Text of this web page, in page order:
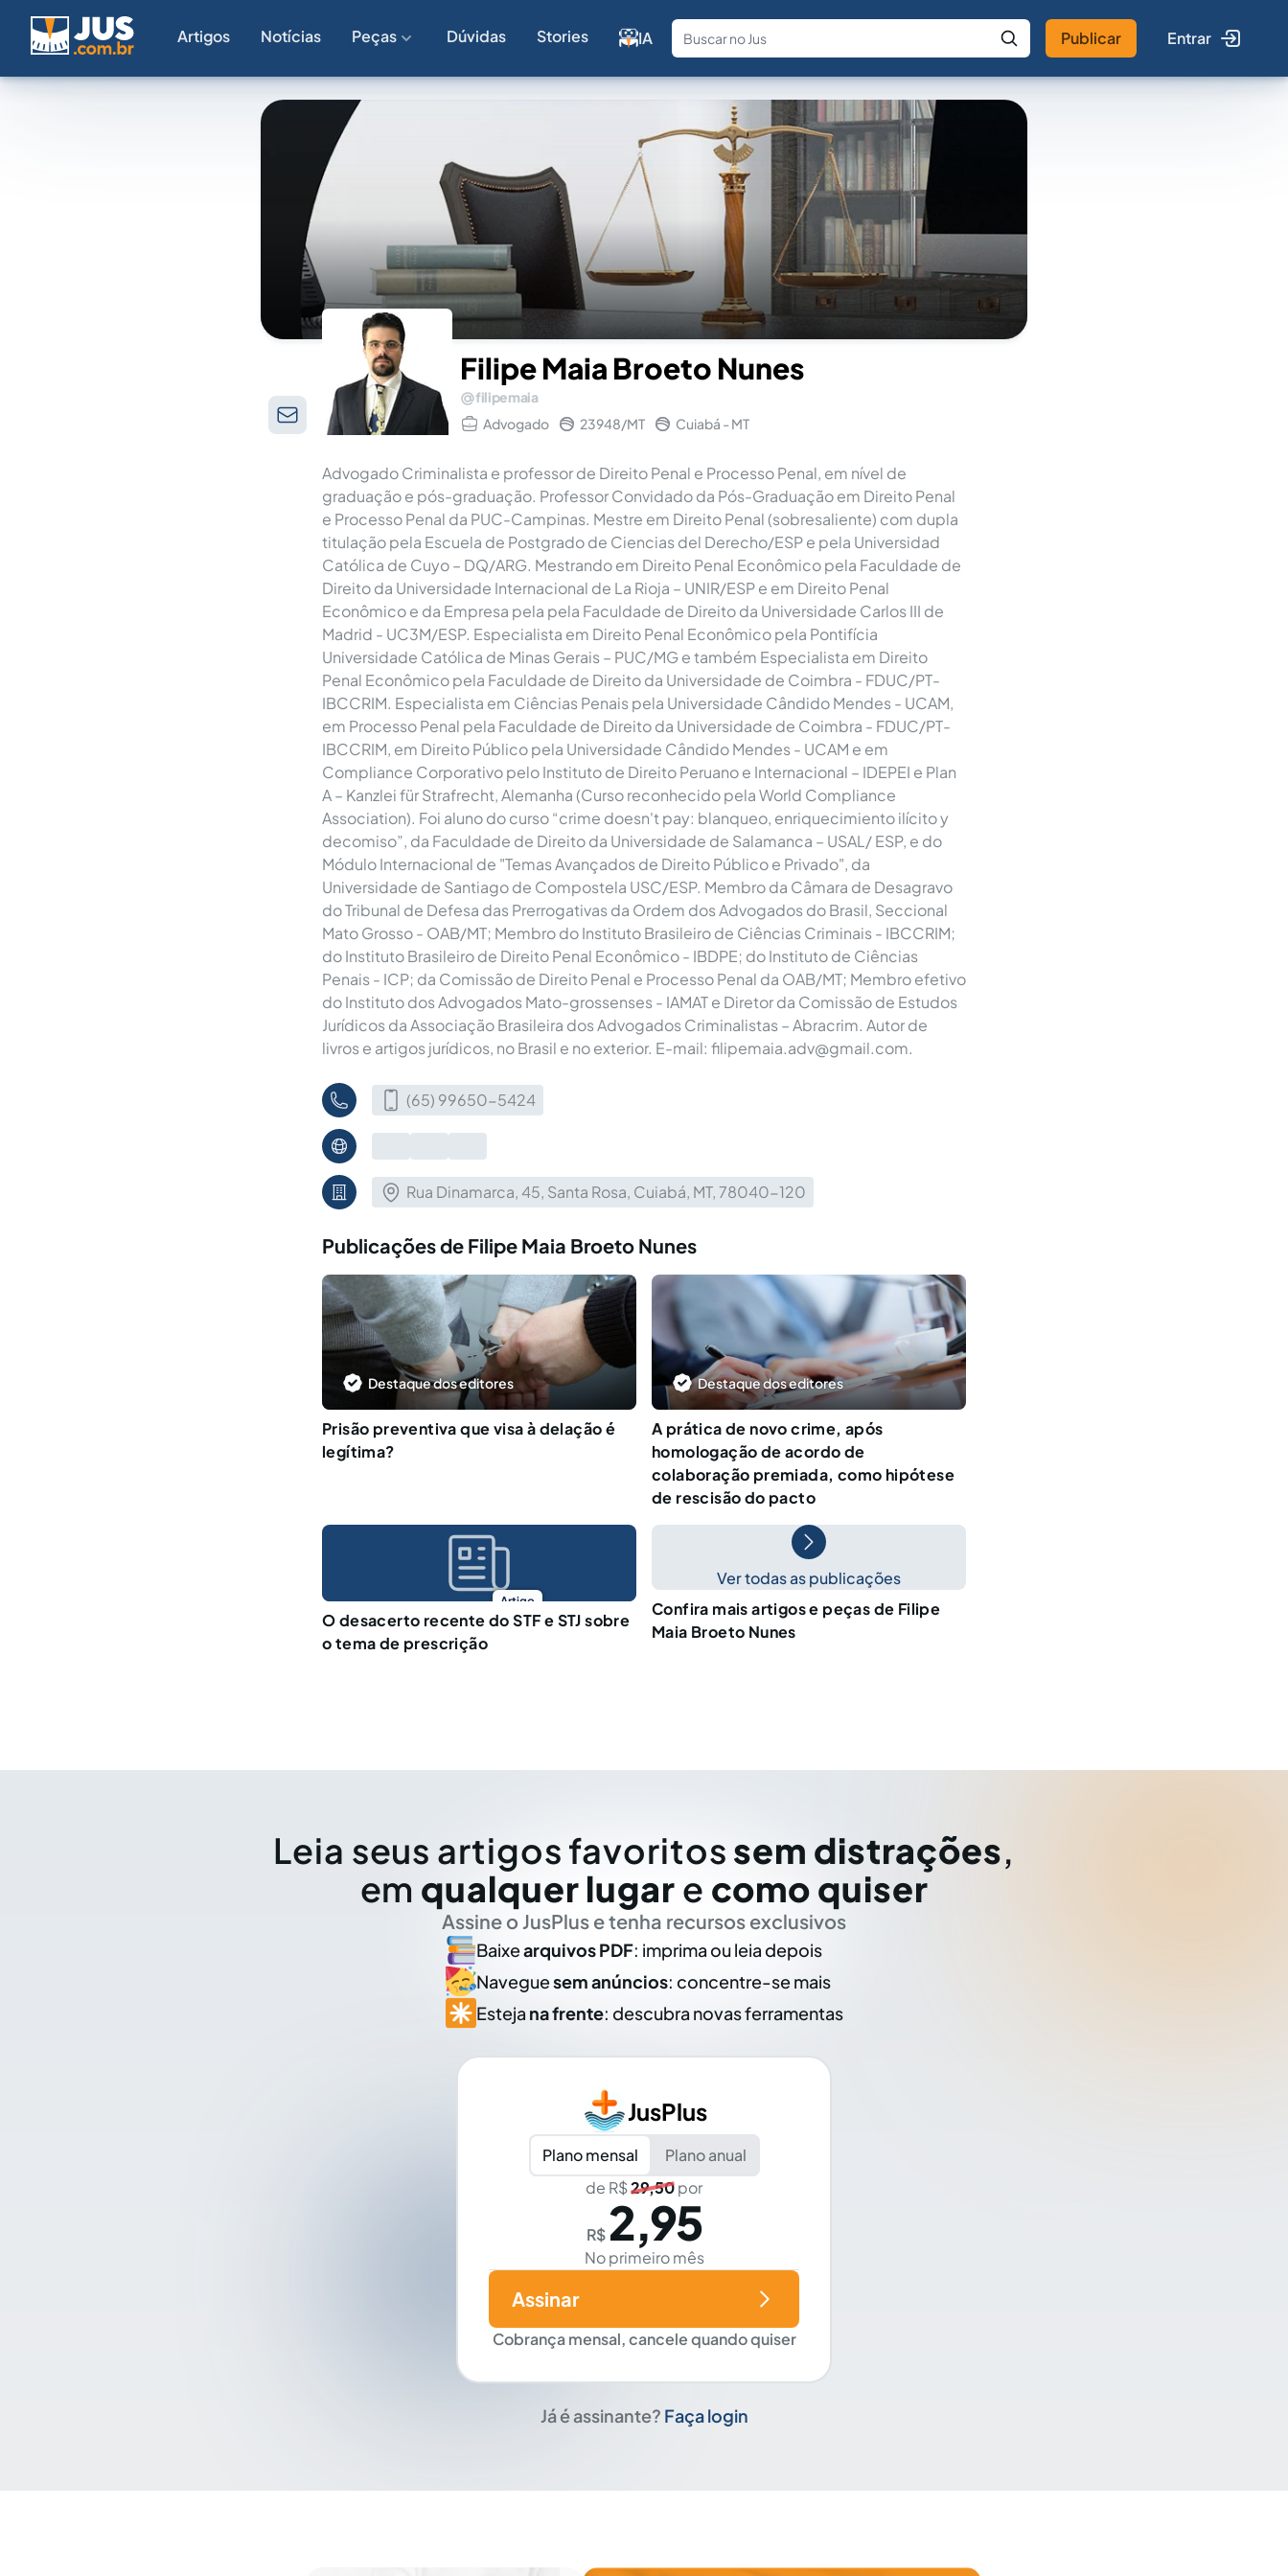
Artigos Notícias Peças Dúvidas Stories IA
Fale com a IA Buscar no Jus
Publicar Entrar
Filipe Maia Broeto Nunes
filipemaia
Advogado
23948/MT Cuiabá - MT
Advogado Criminalista e professor de Direito Penal e Processo Penal, em nível de
graduação e pós-graduação. Professor Convidado da Pós-Graduação em Direito Penal
e Processo Penal da PUC-Campinas. Mestre em Direito Penal (sobresaliente) com dupla
titulação pela Escuela de Postgrado de Ciencias del Derecho/ESP e pela Universidad
Católica de Cuyo – DQ/ARG. Mestrando em Direito Penal Econômico pela Faculdade de
Direito da Universidade Internacional de La Rioja – UNIR/ESP e em Direito Penal
Econômico e da Empresa pela pela Faculdade de Direito da Universidade Carlos III de
Madrid - UC3M/ESP. Especialista em Direito Penal Econômico pela Pontifícia
Universidade Católica de Minas Gerais – PUC/MG e também Especialista em Direito
Penal Econômico pela Faculdade de Direito da Universidade de Coimbra - FDUC/PT-
IBCCRIM. Especialista em Ciências Penais pela Universidade Cândido Mendes - UCAM,
em Processo Penal pela Faculdade de Direito da Universidade de Coimbra - FDUC/PT-
IBCCRIM, em Direito Público pela Universidade Cândido Mendes - UCAM e em
Compliance Corporativo pelo Instituto de Direito Peruano e Internacional – IDEPEI e Plan
A – Kanzlei für Strafrecht, Alemanha (Curso reconhecido pela World Compliance
Association). Foi aluno do curso “crime doesn't pay: blanqueo, enriquecimiento ilícito y
decomiso”, da Faculdade de Direito da Universidade de Salamanca – USAL/ ESP, e do
Módulo Internacional de "Temas Avançados de Direito Público e Privado", da
Universidade de Santiago de Compostela USC/ESP. Membro da Câmara de Desagravo
do Tribunal de Defesa das Prerrogativas da Ordem dos Advogados do Brasil, Seccional
Mato Grosso - OAB/MT; Membro do Instituto Brasileiro de Ciências Criminais - IBCCRIM;
do Instituto Brasileiro de Direito Penal Econômico - IBDPE; do Instituto de Ciências
Penais - ICP; da Comissão de Direito Penal e Processo Penal da OAB/MT; Membro efetivo
do Instituto dos Advogados Mato-grossenses - IAMAT e Diretor da Comissão de Estudos
Jurídicos da Associação Brasileira dos Advogados Criminalistas – Abracrim. Autor de
livros e artigos jurídicos, no Brasil e no exterior. E-mail: filipemaia.adv@gmail.com.
(65) 99650-5424
Rua Dinamarca, 45, Santa Rosa, Cuiabá, MT, 78040-120
Publicações de Filipe Maia Broeto Nunes
Destaque dos editores
Prisão preventiva que visa à delação é
legítima?
Destaque dos editores
A prática de novo crime, após
homologação de acordo de
colaboração premiada, como hipótese
de rescisão do pacto
Artigo
O desacerto recente do STF e STJ sobre
o tema de prescrição
Ver todas as publicações
Confira mais artigos e peças de Filipe
Maia Broeto Nunes
Leia seus artigos favoritos sem distrações,
em qualquer lugar e como quiser
Assine o JusPlus e tenha recursos exclusivos
Baixearquivos PDF: imprima ou leia depois
Naveguesem anúncios: concentre-se mais
Esteja na frente: descubra novas ferramentas
JusPlus
Plano mensal
Plano anual
de R$29,50por
R$ 2,95
No primeiro mês
Cobrança mensal, cancele quando quiser
Assinar
Já é assinante? Faça login